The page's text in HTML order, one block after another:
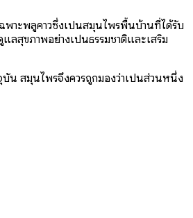
พาะพลูคาวซึ่งเป็นสมุนไพรพื้นบ้านที่ได้รับ
ลสุขภาพอย่างเป็นธรรมชาติและเสริม
บัน สมุนไพรจึงควรถูกมองว่าเป็นส่วนหนึ่ง